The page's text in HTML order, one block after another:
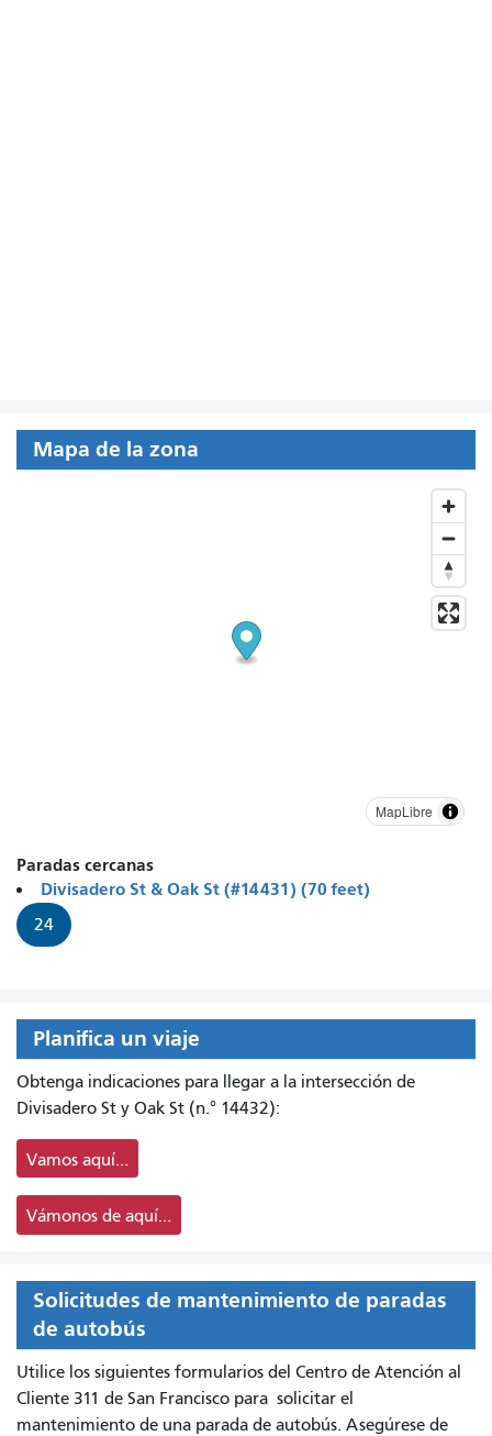
Mapa de la zona
MapLibre
Paradas cercanas
Divisadero St & Oak St (#14431) (70 feet)
24
Planifica un viaje
Obtenga indicaciones para llegar a la intersección de
Divisadero St y Oak St (n.° 14432):
Vamos aquí...
Vámonos de aquí...
Solicitudes de mantenimiento de paradas
de autobús
Utilice los siguientes formularios del Centro de Atención al
Cliente 311 de San Francisco para solicitar el
mantenimiento de una parada de autobús. Asegúrese de